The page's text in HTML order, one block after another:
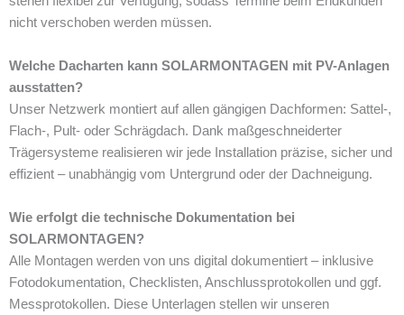
nicht verschoben werden müssen.
Welche Dacharten kann SOLARMONTAGEN mit PV-Anlagen
ausstatten?
Unser Netzwerk montiert auf allen gängigen Dachformen: Sattel-,
Flach-, Pult- oder Schrägdach. Dank maßgeschneiderter
Trägersysteme realisieren wir jede Installation präzise, sicher und
effizient – unabhängig vom Untergrund oder der Dachneigung.
Wie erfolgt die technische Dokumentation bei
SOLARMONTAGEN?
Alle Montagen werden von uns digital dokumentiert – inklusive
Fotodokumentation, Checklisten, Anschlussprotokollen und ggf.
Messprotokollen. Diese Unterlagen stellen wir unseren